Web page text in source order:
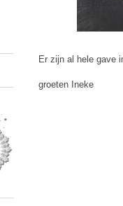
Er zijn al hele gave
groeten Ineke